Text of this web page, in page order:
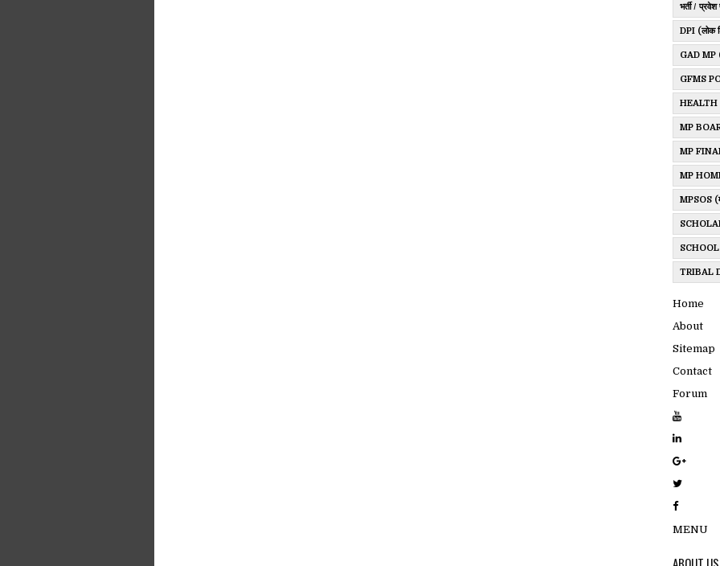
भर्ती / प्रवेश
DPI (लोक
GAD MP
GFMS
HEALTH
MP
MP
MP
MPSOS
TRIBAL
Home
About
Sitemap
Contact
Forum
MENU